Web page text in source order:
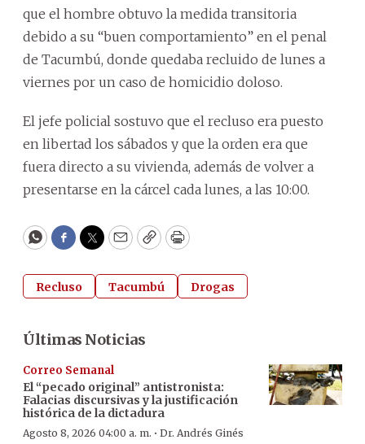
que el hombre obtuvo la medida transitoria
debido a su “buen comportamiento” en el penal
de Tacumbú, donde quedaba recluido de lunes a
viernes por un caso de homicidio doloso.
El jefe policial sostuvo que el recluso era puesto
en libertad los sábados y que la orden era que
fuera directo a su vivienda, además de volver a
presentarse en la cárcel cada lunes, a las 10:00.
WhatsApp
Facebook
Twitter
EmailCopyPrint
Recluso Tacumbú Drogas
Últimas Noticias
Correo Semanal
El “pecado original” antistronista:
Falacias discursivas y la justificación
histórica de la dictadura
Agosto 8, 2026 04:00 a. m. · Dr. Andrés Ginés